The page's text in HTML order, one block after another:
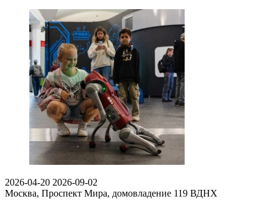
2026-04-20 2026-09-02
Москва, Проспект Мира, домовладение 119 ВДНХ